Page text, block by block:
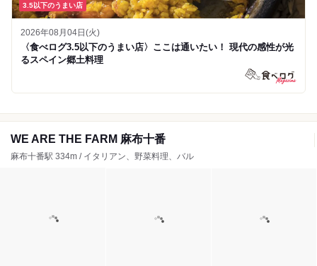
3.5以下のうまい店
2026年08月04日(火)
〈食べログ3.5以下のうまい店〉ここは通いたい！ 現代の感性が光
るスペイン郷土料理
WE ARE THE FARM 麻布十番
麻布十番駅 334m / イタリアン、野菜料理、バル